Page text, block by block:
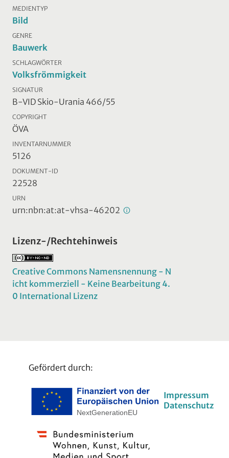
MEDIENTYP
Bild
GENRE
Bauwerk
SCHLAGWÖRTER
Volksfrömmigkeit
SIGNATUR
B-VID Skio-Urania 466/55
COPYRIGHT
ÖVA
INVENTARNUMMER
5126
DOKUMENT-ID
22528
URN
urn:nbn:at:at-vhsa-46202
Lizenz-/Rechtehinweis
Creative Commons Namensnennung - N
icht kommerziell - Keine Bearbeitung 4.
0 International Lizenz
Gefördert durch:
Impressum
Datenschutz